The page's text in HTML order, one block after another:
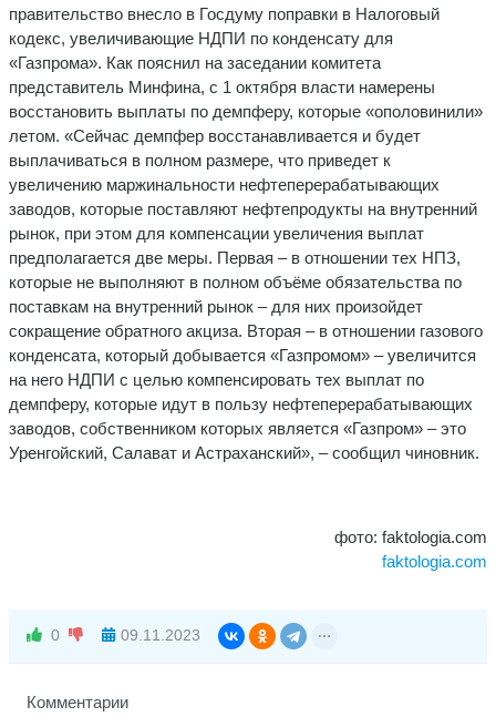
правительство внесло в Госдуму поправки в Налоговый
кодекс, увеличивающие НДПИ по конденсату для
«Газпрома». Как пояснил на заседании комитета
представитель Минфина, с 1 октября власти намерены
восстановить выплаты по демпферу, которые «ополовинили»
летом. «Сейчас демпфер восстанавливается и будет
выплачиваться в полном размере, что приведет к
увеличению маржинальности нефтеперерабатывающих
заводов, которые поставляют нефтепродукты на внутренний
рынок, при этом для компенсации увеличения выплат
предполагается две меры. Первая – в отношении тех НПЗ,
которые не выполняют в полном объёме обязательства по
поставкам на внутренний рынок – для них произойдет
сокращение обратного акциза. Вторая – в отношении газового
конденсата, который добывается «Газпромом» – увеличится
на него НДПИ с целью компенсировать тех выплат по
демпферу, которые идут в пользу нефтеперерабатывающих
заводов, собственником которых является «Газпром» – это
Уренгойский, Салават и Астраханский», – сообщил чиновник.
фото: faktologia.com
faktologia.com
0 09.11.2023
Комментарии